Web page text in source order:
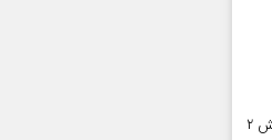
هنرمند منحصر‌به‌فردی را از دست دادیم/ پخش ۲